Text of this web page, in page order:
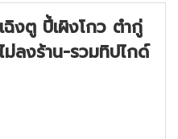
งตู ปี้เผิงโกว ต๋ากู่
ม่ลงร้าน-รวมทิปไกด์